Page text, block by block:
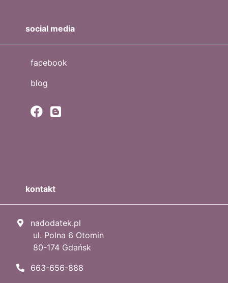
social media
facebook
blog
kontakt
nadodatek.pl
ul. Polna 6 Otomin
80-174 Gdańsk
663-656-888